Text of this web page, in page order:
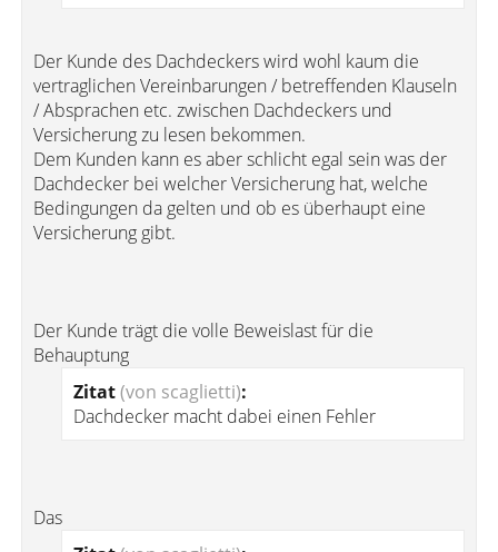
Der Kunde des Dachdeckers wird wohl kaum die
vertraglichen Vereinbarungen / betreffenden Klauseln
/ Absprachen etc. zwischen Dachdeckers und
Versicherung zu lesen bekommen.
Dem Kunden kann es aber schlicht egal sein was der
Dachdecker bei welcher Versicherung hat, welche
Bedingungen da gelten und ob es überhaupt eine
Versicherung gibt.
Der Kunde trägt die volle Beweislast für die
Behauptung
Zitat(von scaglietti):
Dachdecker macht dabei einen Fehler
Das